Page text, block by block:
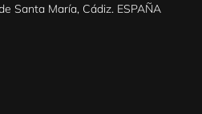
Santa María, Cádiz. ESPAÑA